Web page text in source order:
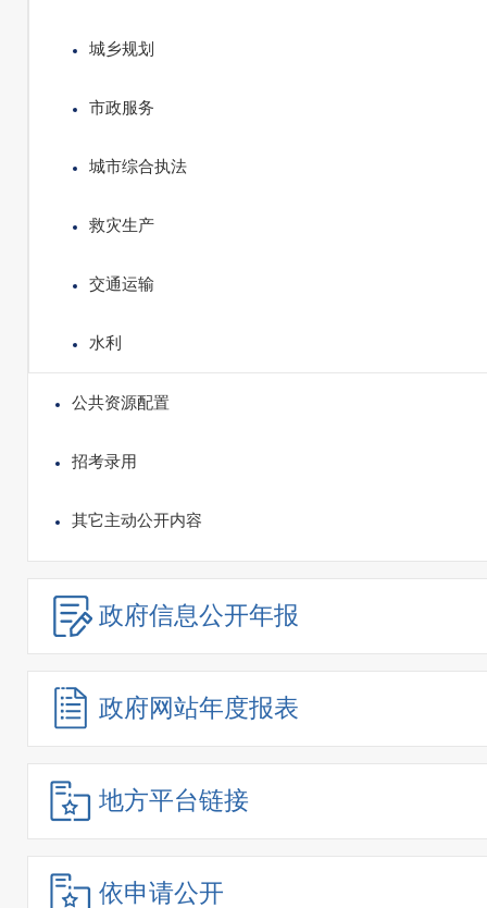
城乡规划
市政服务
城市综合执法
救灾生产
交通运输
水利
公共资源配置
招考录用
其它主动公开内容
政府信息公开年报
政府网站年度报表
地方平台链接
依申请公开